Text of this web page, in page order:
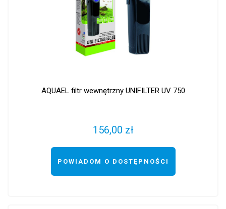
AQUAEL filtr wewnętrzny UNIFILTER UV 750
156,00 zł
POWIADOM O DOSTĘPNOŚCI